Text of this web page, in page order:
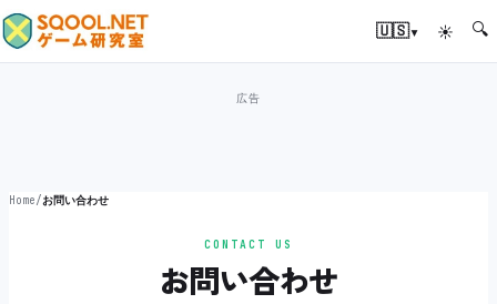
🇺🇸▾ ☀ 🔍
Home/お問い合わせ
CONTACT US
お問い合わせ